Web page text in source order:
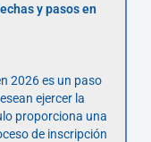
y pasos en
2026 es un paso
ejercer la
proporciona una
de inscripción